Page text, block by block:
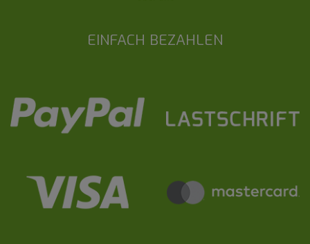
EINFACH BEZAHLEN